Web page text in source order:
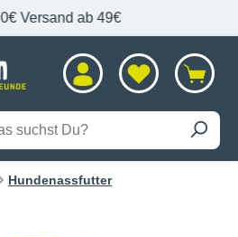
0€ Versand ab 49€
Hundenassfutter